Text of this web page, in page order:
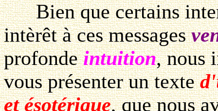
Bien que certains
intèrêt à ces messages
profondeintuition, nous
vous présenter un texte
et ésotérique, que nous